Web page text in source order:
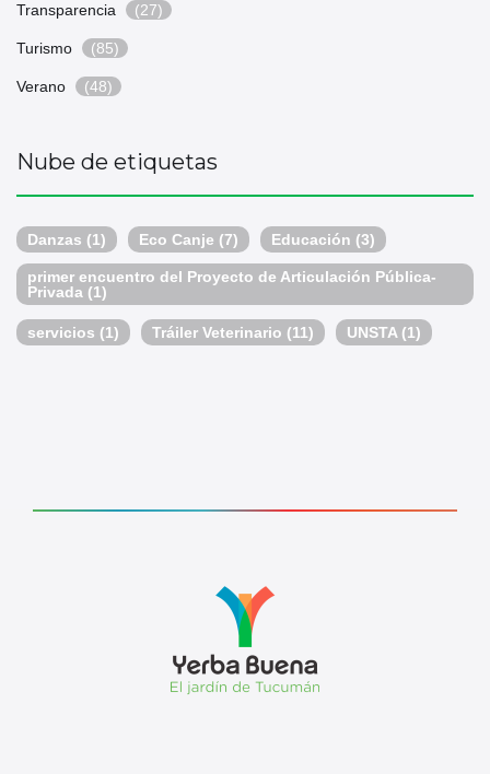
Transparencia (27)
Turismo (85)
Verano (48)
Nube de etiquetas
Danzas (1) Eco Canje (7) Educación (3)
primer encuentro del Proyecto de Articulación Pública-
Privada (1)
servicios (1) Tráiler Veterinario (11) UNSTA(1)